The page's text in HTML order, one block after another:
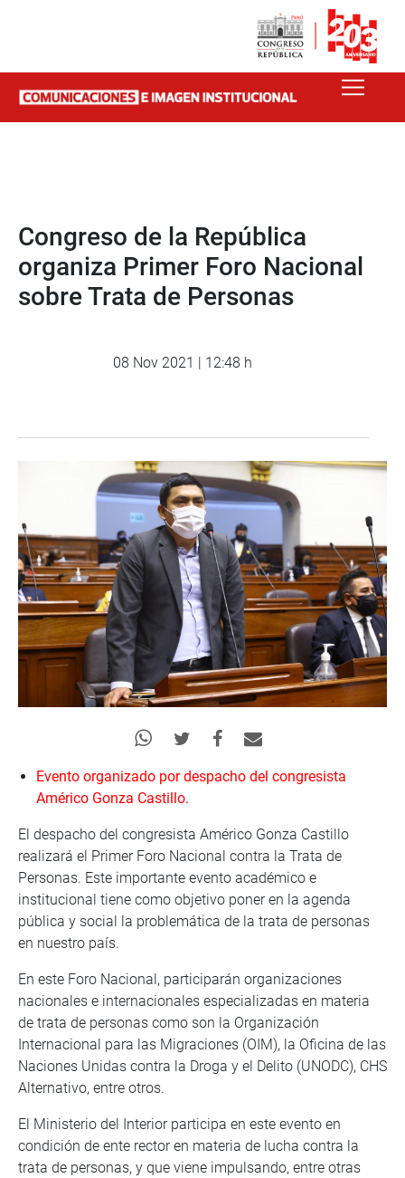
Congreso de la República
organiza Primer Foro Nacional
sobre Trata de Personas
08 Nov 2021 | 12:48 h
Evento organizado por despacho del congresista
Américo Gonza Castillo.
El despacho del congresista Américo Gonza Castillo
realizará el Primer Foro Nacional contra la Trata de
Personas. Este importante evento académico e
institucional tiene como objetivo poner en la agenda
pública y social la problemática de la trata de personas
en nuestro país.
En este Foro Nacional, participarán organizaciones
nacionales e internacionales especializadas en materia
de trata de personas como son la Organización
Internacional para las Migraciones (OIM), la Oficina de las
Naciones Unidas contra la Droga y el Delito (UNODC), CHS
Alternativo, entre otros.
El Ministerio del Interior participa en este evento en
condición de ente rector en materia de lucha contra la
trata de personas, y que viene impulsando, entre otras